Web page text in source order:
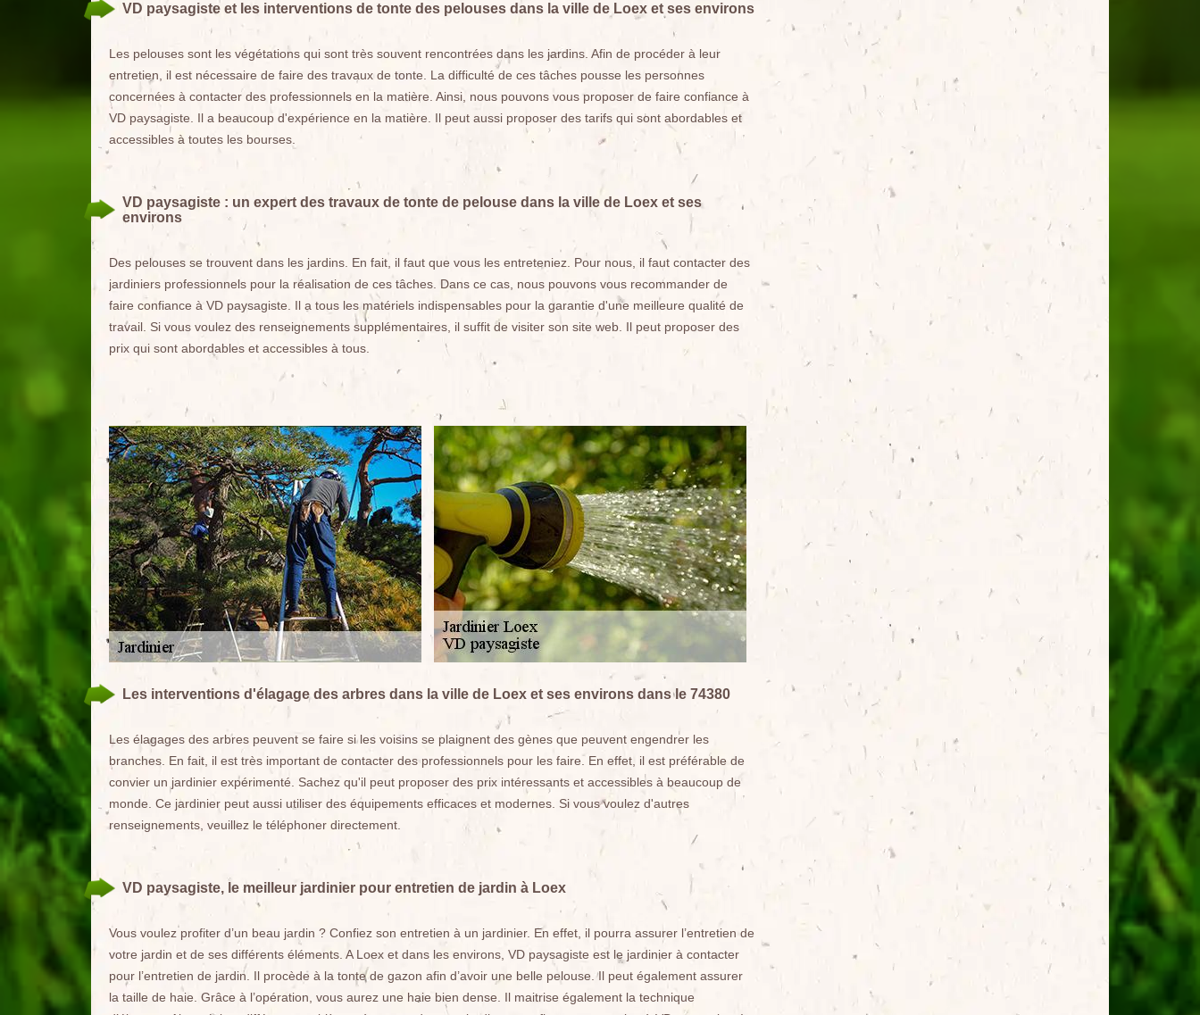
VD paysagiste et les interventions de tonte des pelouses dans la ville de Loex et ses environs
Les pelouses sont les végétations qui sont très souvent rencontrées dans les jardins. Afin de procéder à leur
entretien, il est nécessaire de faire des travaux de tonte. La difficulté de ces tâches pousse les personnes
concernées à contacter des professionnels en la matière. Ainsi, nous pouvons vous proposer de faire confiance à
VD paysagiste. Il a beaucoup d'expérience en la matière. Il peut aussi proposer des tarifs qui sont abordables et
accessibles à toutes les bourses.
VD paysagiste : un expert des travaux de tonte de pelouse dans la ville de Loex et ses
environs
Des pelouses se trouvent dans les jardins. En fait, il faut que vous les entreteniez. Pour nous, il faut contacter des
jardiniers professionnels pour la réalisation de ces tâches. Dans ce cas, nous pouvons vous recommander de
faire confiance à VD paysagiste. Il a tous les matériels indispensables pour la garantie d'une meilleure qualité de
travail. Si vous voulez des renseignements supplémentaires, il suffit de visiter son site web. Il peut proposer des
prix qui sont abordables et accessibles à tous.
Les interventions d'élagage des arbres dans la ville de Loex et ses environs dans le 74380
Les élagages des arbres peuvent se faire si les voisins se plaignent des gènes que peuvent engendrer les
branches. En fait, il est très important de contacter des professionnels pour les faire. En effet, il est préférable de
convier un jardinier expérimenté. Sachez qu'il peut proposer des prix intéressants et accessibles à beaucoup de
monde. Ce jardinier peut aussi utiliser des équipements efficaces et modernes. Si vous voulez d'autres
renseignements, veuillez le téléphoner directement.
VD paysagiste, le meilleur jardinier pour entretien de jardin à Loex
Vous voulez profiter d’un beau jardin ? Confiez son entretien à un jardinier. En effet, il pourra assurer l’entretien de
votre jardin et de ses différents éléments. A Loex et dans les environs, VD paysagiste est le jardinier à contacter
pour l’entretien de jardin. Il procède à la tonte de gazon afin d’avoir une belle pelouse. Il peut également assurer
la taille de haie. Grâce à l’opération, vous aurez une haie bien dense. Il maitrise également la technique